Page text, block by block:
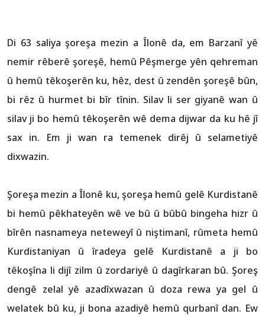
Di 63 saliya şoreşa mezin a Îlonê da, em Barzanî yê
nemir rêberê şoreşê, hemû Pêşmerge yên qehreman
û hemû têkoşerên ku, hêz, dest û zendên şoreşê bûn,
bi rêz û hurmet bi bîr tînin. Silav li ser giyanê wan û
silav ji bo hemû têkoşerên wê dema dijwar da ku hê jî
sax in. Em ji wan ra temenek dirêj û selametiyê
dixwazin.
Şoreşa mezin a Îlonê ku, şoreşa hemû gelê Kurdistanê
bi hemû pêkhateyên wê ve bû û bûbû bingeha hizr û
bîrên nasnameya neteweyî û niştimanî, rûmeta hemû
Kurdistaniyan û îradeya gelê Kurdistanê a ji bo
têkoşîna li dijî zilm û zordariyê û dagîrkaran bû. Şoreş
dengê zelal yê azadîxwazan û doza rewa ya gel û
welatek bû ku, ji bona azadiyê hemû qurbanî dan. Ew